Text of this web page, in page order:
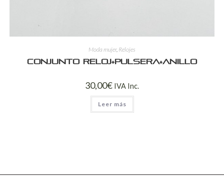
Moda mujer, Relojes
Conjunto reloj+pulsera+anillo
30,00€ IVA Inc.
Leer más